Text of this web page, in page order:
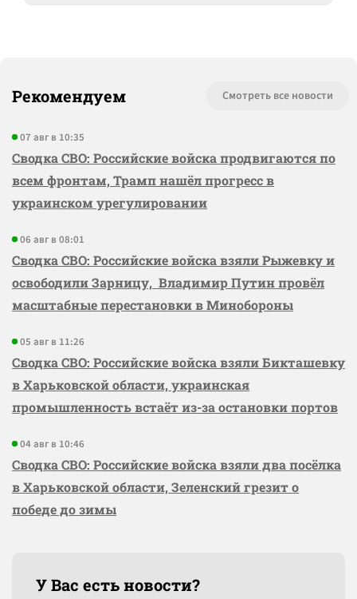
Рекомендуем Смотреть все новости
07 авг в 10:35
Сводка СВО: Российские войска продвигаются по
всем фронтам, Трамп нашёл прогресс в
украинском урегулировании
06 авг в 08:01
Сводка СВО: Российские войска взяли Рыжевку и
освободили Зарницу, Владимир Путин провёл
масштабные перестановки в Минобороны
05 авг в 11:26
Сводка СВО: Российские войска взяли Бикташевку
в Харьковской области, украинская
промышленность встаёт из-за остановки портов
04 авг в 10:46
Сводка СВО: Российские войска взяли два посёлка
в Харьковской области, Зеленский грезит о
победе до зимы
У Вас есть новости?